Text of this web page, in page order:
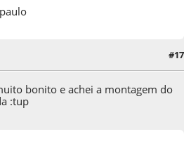
#17
bonito e achei a montagem do
:tup